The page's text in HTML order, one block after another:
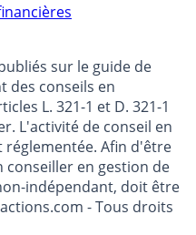
sur le guide de
des conseils en
L. 321-1 et D. 321-1
L'activité de conseil en
réglementée. Afin d'être
en gestion de
indépendant, doit être